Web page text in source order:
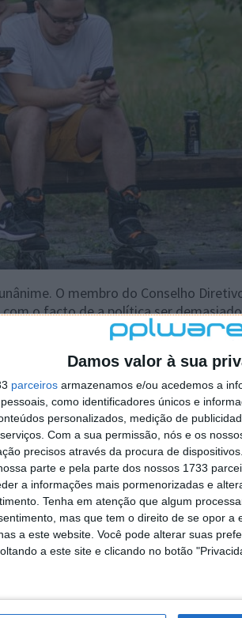
Damos valor à sua
parceiros armazenamos e/ou acedemos a
como identificadores únicos e
personalizados, medição de
Com a sua permissão, nós e os
precisos através da procura de
parte e pela parte dos nossos 1733
a informações mais pormenorizadas e
Tenha em atenção que algum
mas que tem o direito de se opor a
a este website. Você pode alterar suas
a este site e clicando no botão
O membro do Conselho
o facto de a política ser
do Conselho Diretivo, manifestou a
se aplicar durante o tempo não letivo
cirurgião-geral dos Estados Unidos,
nas aplicações das redes sociais,
para os adolescentes.